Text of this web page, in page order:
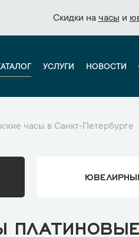
Скидки на часы и
Скидки на часы и
УСЛУГИ НОВОСТИ
часы в Санкт-Петербурге